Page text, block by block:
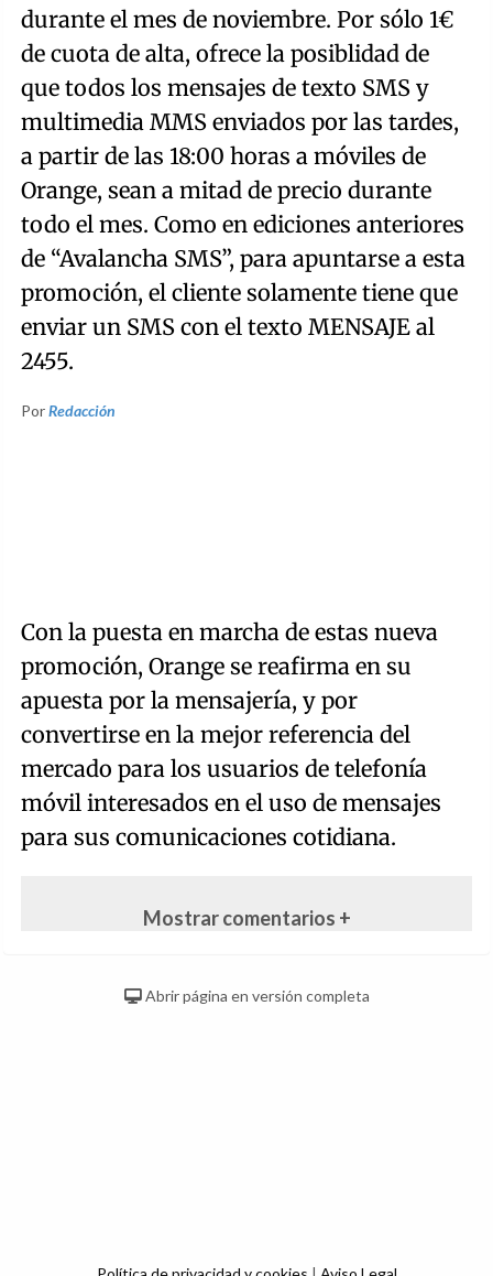
durante el mes de noviembre. Por sólo 1€
de cuota de alta, ofrece la posiblidad de
que todos los mensajes de texto SMS y
multimedia MMS enviados por las tardes,
a partir de las 18:00 horas a móviles de
Orange, sean a mitad de precio durante
todo el mes. Como en ediciones anteriores
de “Avalancha SMS”, para apuntarse a esta
promoción, el cliente solamente tiene que
enviar un SMS con el texto MENSAJE al
2455.
PorRedacción
Con la puesta en marcha de estas nueva
promoción, Orange se reafirma en su
apuesta por la mensajería, y por
convertirse en la mejor referencia del
mercado para los usuarios de telefonía
móvil interesados en el uso de mensajes
para sus comunicaciones cotidiana.
Mostrar comentarios +
Abrir página en versión completa